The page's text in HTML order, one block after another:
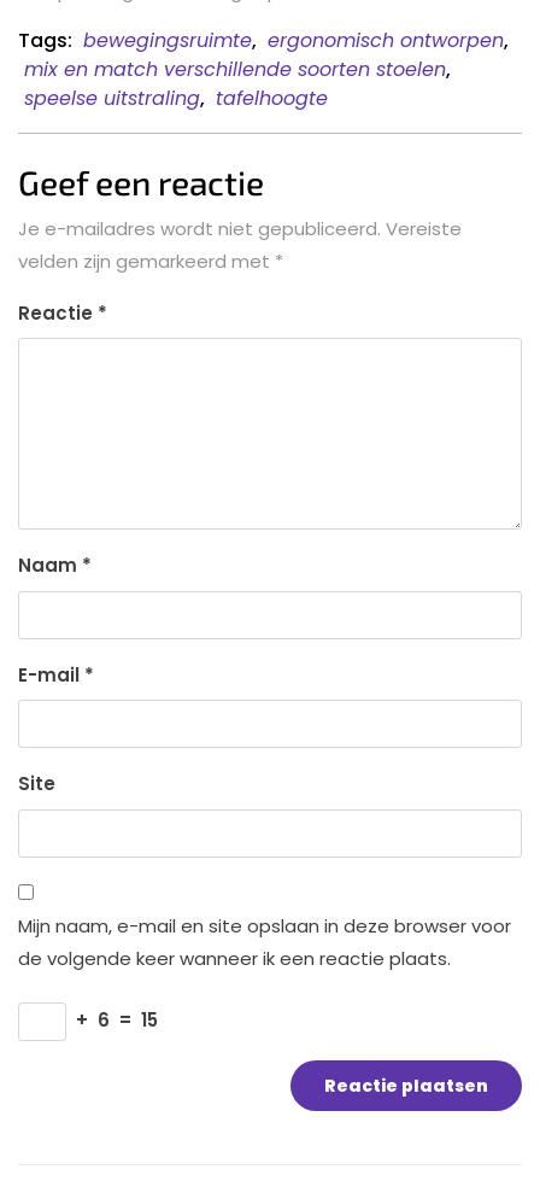
Tags: bewegingsruimte, ergonomisch ontworpen,
mix en match verschillende soorten stoelen,
speelse uitstraling, tafelhoogte
Geef een reactie
Je e-mailadres wordt niet gepubliceerd. Vereiste
velden zijn gemarkeerd met *
Reactie *
Naam *
E-mail *
Site
Mijn naam, e-mail en site opslaan in deze browser voor
de volgende keer wanneer ik een reactie plaats.
+ 6 = 15